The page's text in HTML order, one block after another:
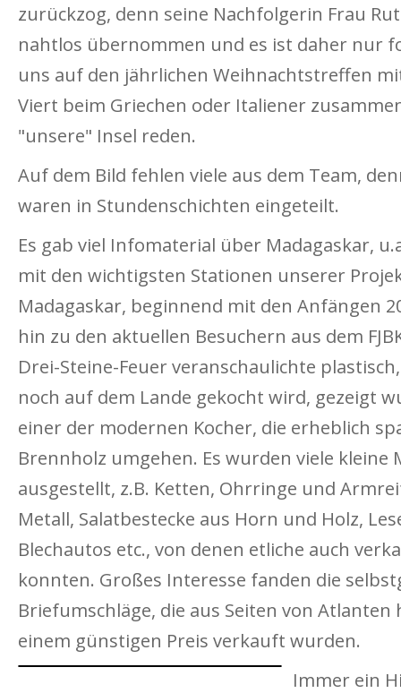
zurückzog, denn seine Nachfolgerin Frau
nahtlos übernommen und es ist daher nur
uns auf den jährlichen Weihnachtstreffen
Viert beim Griechen oder Italiener
"unsere" Insel reden.
Auf dem Bild fehlen viele aus dem Team,
waren in Stundenschichten eingeteilt.
Es gab viel Infomaterial über Madagaskar,
mit den wichtigsten Stationen unserer
Madagaskar, beginnend mit den Anfängen
hin zu den aktuellen Besuchern aus dem
Drei-Steine-Feuer veranschaulichte
noch auf dem Lande gekocht wird, gezeigt
einer der modernen Kocher, die erheblich
Brennholz umgehen. Es wurden viele kleine
ausgestellt, z.B. Ketten, Ohrringe und
Metall, Salatbestecke aus Horn und Holz,
Blechautos etc., von denen etliche auch
konnten. Großes Interesse fanden die
Briefumschläge, die aus Seiten von
einem günstigen Preis verkauft wurden.
Immer ein